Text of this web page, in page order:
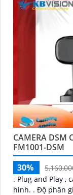
CAMERA DSM
FM1001-DSM
30%
. Plug and Play , cắm trực tiếp vào đầu ghi, không cần cấu
hình. . Độ